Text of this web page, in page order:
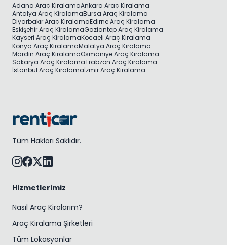
Adana Araç KiralamaAnkara Araç Kiralama
Antalya Araç KiralamaBursa Araç Kiralama
Diyarbakır Araç KiralamaEdirne Araç Kiralama
Eskişehir Araç KiralamaGaziantep Araç Kiralama
Kayseri Araç KiralamaKocaeli Araç Kiralama
Konya Araç KiralamaMalatya Araç Kiralama
Mardin Araç KiralamaOsmaniye Araç Kiralama
Sakarya Araç KiralamaTrabzon Araç Kiralama
İstanbul Araç Kiralamaİzmir Araç Kiralama
Tüm Hakları Saklıdır.
Hizmetlerimiz
Nasıl Araç Kiralarım?
Araç Kiralama Şirketleri
Tüm Lokasyonlar